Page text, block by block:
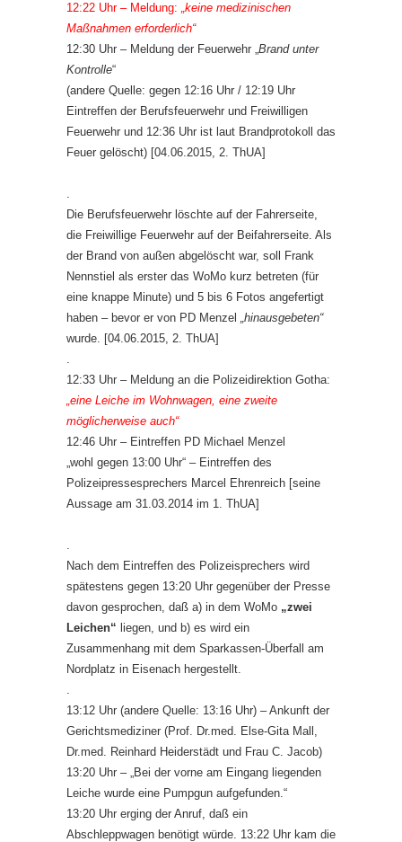
12:22 Uhr – Meldung: „keine medizinischen
Maßnahmen erforderlich“
12:30 Uhr – Meldung der Feuerwehr „Brand unter
Kontrolle“
(andere Quelle: gegen 12:16 Uhr / 12:19 Uhr
Eintreffen der Berufsfeuerwehr und Freiwilligen
Feuerwehr und 12:36 Uhr ist laut Brandprotokoll das
Feuer gelöscht) [04.06.2015, 2. ThUA]
.
Die Berufsfeuerwehr löschte auf der Fahrerseite,
die Freiwillige Feuerwehr auf der Beifahrerseite. Als
der Brand von außen abgelöscht war, soll Frank
Nennstiel als erster das WoMo kurz betreten (für
eine knappe Minute) und 5 bis 6 Fotos angefertigt
haben – bevor er von PD Menzel „hinausgebeten“
wurde. [04.06.2015, 2. ThUA]
.
12:33 Uhr – Meldung an die Polizeidirektion Gotha:
„eine Leiche im Wohnwagen, eine zweite
möglicherweise auch“
12:46 Uhr – Eintreffen PD Michael Menzel
„wohl gegen 13:00 Uhr“ – Eintreffen des
Polizeipressesprechers Marcel Ehrenreich [seine
Aussage am 31.03.2014 im 1. ThUA]
.
Nach dem Eintreffen des Polizeisprechers wird
spätestens gegen 13:20 Uhr gegenüber der Presse
davon gesprochen, daß a) in dem WoMo „zwei
Leichen“ liegen, und b) es wird ein
Zusammenhang mit dem Sparkassen-Überfall am
Nordplatz in Eisenach hergestellt.
.
13:12 Uhr (andere Quelle: 13:16 Uhr) – Ankunft der
Gerichtsmediziner (Prof. Dr.med. Else-Gita Mall,
Dr.med. Reinhard Heiderstädt und Frau C. Jacob)
13:20 Uhr – „Bei der vorne am Eingang liegenden
Leiche wurde eine Pumpgun aufgefunden.“
13:20 Uhr erging der Anruf, daß ein
Abschleppwagen benötigt würde. 13:22 Uhr kam die